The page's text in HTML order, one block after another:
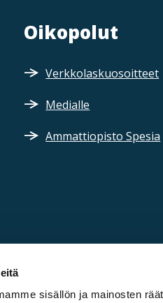
sisällön ja mainosten
Oikopolut
Verkkolaskuosoitteet
Medialle
Ammattiopisto Spesia